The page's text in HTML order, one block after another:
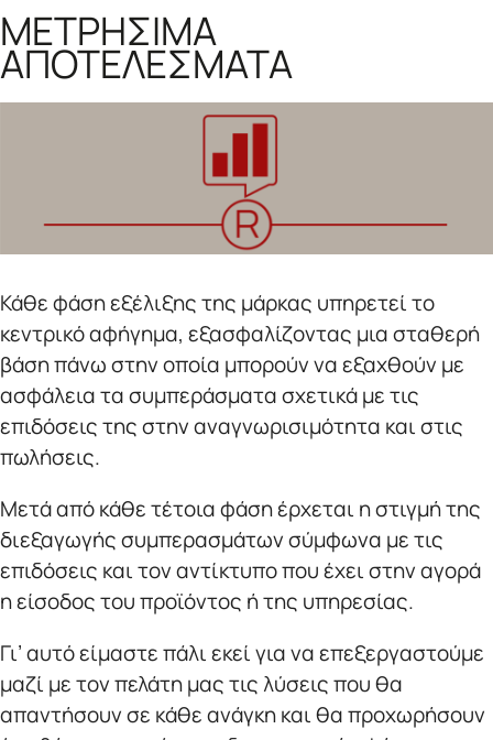
ΜΕΤΡΗΣΙΜΑ
ΑΠΟΤΕΛΕΣΜΑΤΑ
Κάθε φάση εξέλιξης της μάρκας υπηρετεί το
κεντρικό αφήγημα, εξασφαλίζοντας μια σταθερή
βάση πάνω στην οποία μπορούν να εξαχθούν με
ασφάλεια τα συμπεράσματα σχετικά με τις
επιδόσεις της στην αναγνωρισιμότητα και στις
πωλήσεις.
Μετά από κάθε τέτοια φάση έρχεται η στιγμή της
διεξαγωγής συμπερασμάτων σύμφωνα με τις
επιδόσεις και τον αντίκτυπο που έχει στην αγορά
η είσοδος του προϊόντος ή της υπηρεσίας.
Γι’ αυτό είμαστε πάλι εκεί για να επεξεργαστούμε
μαζί με τον πελάτη μας τις λύσεις που θα
απαντήσουν σε κάθε ανάγκη και θα προχωρήσουν